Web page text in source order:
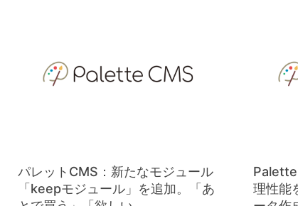
パレットCMS：新たなモジュール
「keepモジュール」を追加。「あ
Palette
理性能